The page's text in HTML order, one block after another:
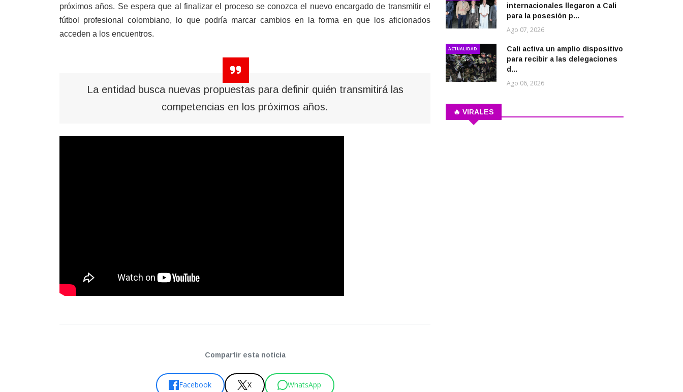
próximos años. Se espera que al finalizar el proceso se conozca el nuevo encargado de transmitir el
fútbol profesional colombiano, lo que podría marcar cambios en la forma en que los aficionados
acceden a los encuentros.
La entidad busca nuevas propuestas para definir quién transmitirá las
competencias en los próximos años.
Compartir esta noticia
Facebook X WhatsApp
internacionales llegaron a Cali
para la posesión p...
Ago 07, 2026
ACTUALIDAD
Cali activa un amplio dispositivo
para recibir a las delegaciones
d...
Ago 06, 2026
🔥 VIRALES